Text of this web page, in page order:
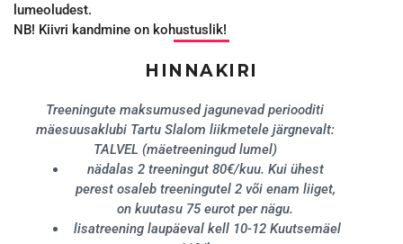
lumeoludest.
NB! Kiivri kandmine on kohustuslik!
HINNAKIRI
Treeningute maksumused jagunevad periooditi
mäesuusaklubi Tartu Slalom liikmetele järgnevalt:
TALVEL (mäetreeningud lumel)
nädalas 2 treeningut 80€/kuu. Kui ühest
perest osaleb treeningutel 2 või enam liiget,
on kuutasu 75 eurot per nägu.
lisatreening laupäeval kell 10-12 Kuutsemäel